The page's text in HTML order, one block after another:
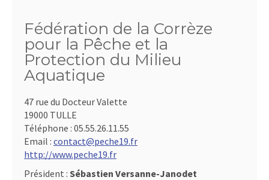
Fédération de la Corrèze
pour la Pêche et la
Protection du Milieu
Aquatique
47 rue du Docteur Valette
19000 TULLE
Téléphone : 05.55.26.11.55
Email : contact@peche19.fr
http://www.peche19.fr
Président : Sébastien Versanne-Janodet